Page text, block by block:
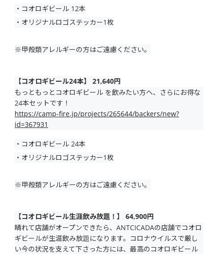
・コオロギビール 12本
・オリジナルロゴステッカー1枚
※甲殻類アレルギーの方はご遠慮ください。
【コオロギビール24本】 21,640円
もっともっとコオロギビール を飲みたい方へ、さらにお得な
24本セットです！
https://camp-fire.jp/projects/265644/backers/new?
id=367931
・コオロギビール 24本
・オリジナルロゴステッカー1枚
※甲殻類アレルギーの方はご遠慮ください。
【コオロギビール生涯飲み放題！】 64,900円
晴れて店舗がオープンできたら、ANTCICADAの店舗でコオロ
ギビールが生涯飲み放題になります。コロナウイルスで厳し
い今の状況を支えて下さった方には、最高のコオロギビール